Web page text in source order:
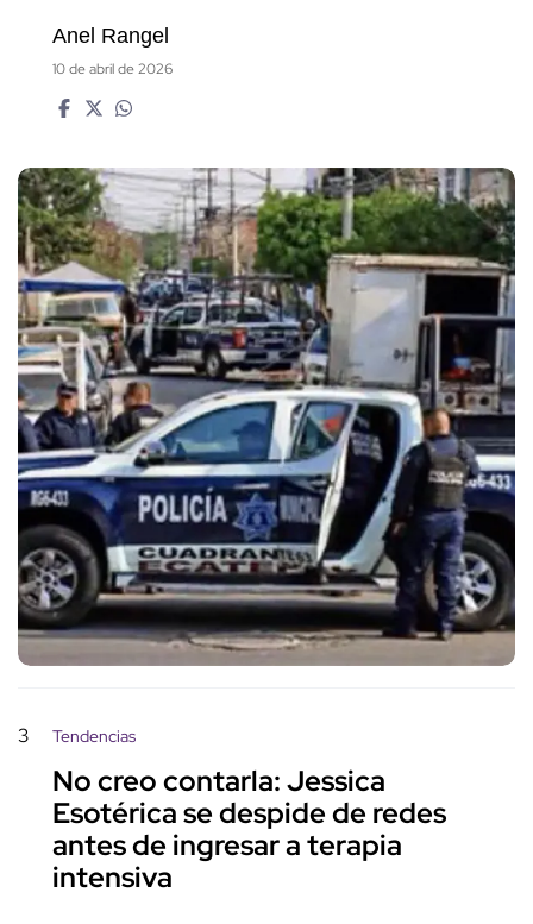
Anel Rangel
10 de abril de 2026
3 Tendencias
No creo contarla: Jessica
Esotérica se despide de redes
antes de ingresar a terapia
intensiva